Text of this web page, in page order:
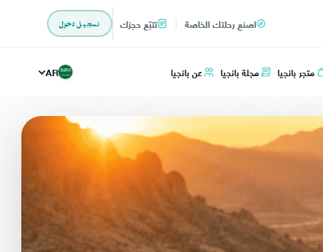
اصنع رحلتك الخاصة تتبّع حجزك تسجيل دخول
متجر بانجيا مجلة بانجيا عن بانجيا AR